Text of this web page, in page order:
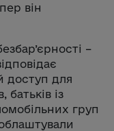
він
–
доступ для
батьків із
груп